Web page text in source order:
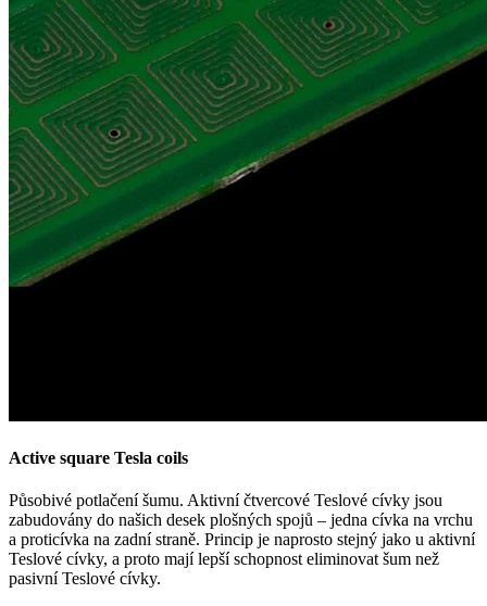
Active square Tesla coils
Působivé potlačení šumu. Aktivní čtvercové Teslové cívky jsou
zabudovány do našich desek plošných spojů – jedna cívka na vrchu
a proticívka na zadní straně. Princip je naprosto stejný jako u aktivní
Teslové cívky, a proto mají lepší schopnost eliminovat šum než
pasivní Teslové cívky.